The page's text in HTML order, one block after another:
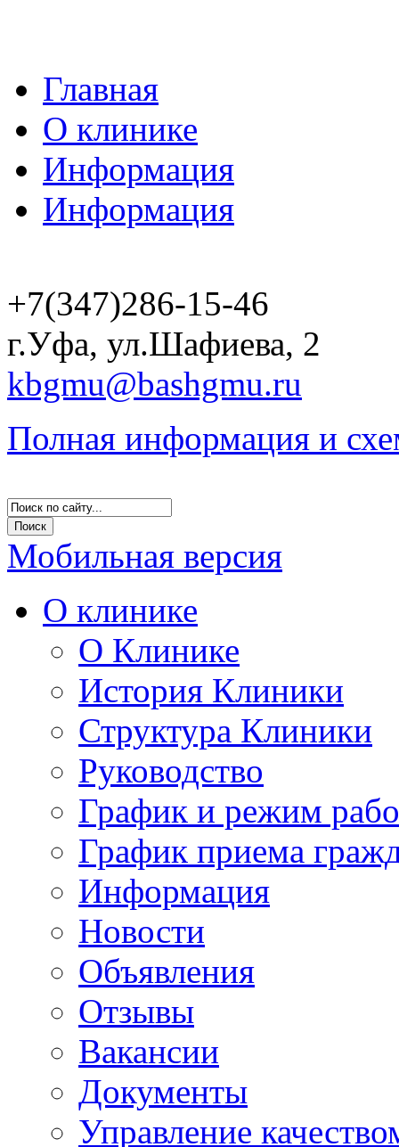
Главная
О клинике
Информация
Информация
+7(347)286-15-46
г.Уфа, ул.Шафиева, 2
kbgmu@bashgmu.ru
Полная информация и
Мобильная версия
О клинике
О Клинике
История Клиники
Структура Клиники
Руководство
График и режим
График приема
Информация
Новости
Объявления
Отзывы
Вакансии
Документы
Управление